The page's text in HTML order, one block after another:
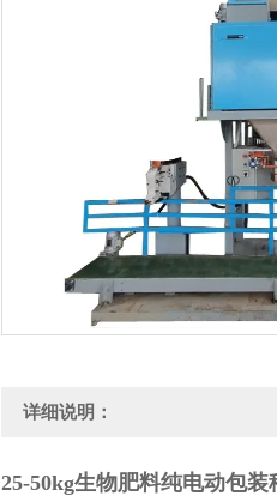
详细说明：
25-50kg生物肥料纯电动包装